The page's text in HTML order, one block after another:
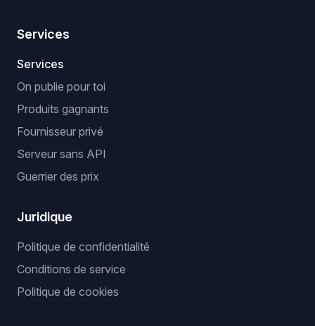
Services
Services
On publie pour toi
Produits gagnants
Fournisseur privé
Serveur sans API
Guerrier des prix
Juridique
Politique de confidentialité
Conditions de service
Politique de cookies